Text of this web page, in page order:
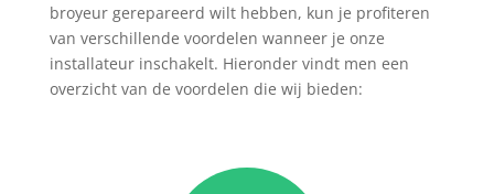
broyeur gerepareerd wilt hebben, kun je profiteren
van verschillende voordelen wanneer je onze
installateur inschakelt. Hieronder vindt men een
overzicht van de voordelen die wij bieden: